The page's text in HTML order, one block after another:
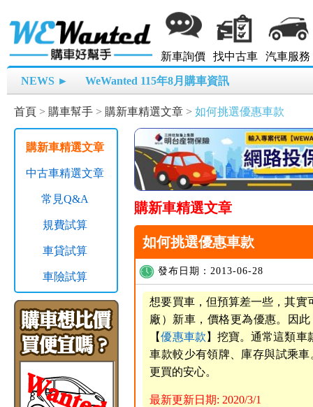
新車詢價 找中古車 汽車服務
NEWS ► WeWanted 115年8月購車資訊
首頁 > 購車幫手 > 購新車精選文章 > 如何挑選優惠車款
購新車精選文章
中古車精選文章
常見Q&A
規費試算
車貸試算
車險試算
購新車精選文章
如何挑選優惠車款
發布日期：2013-06-28
想要買車，但預算差一些，其實
廠）新車，價格更為優惠。因
【優惠車款 】挖寶。通常這類
車款較少有領牌、庫存與試乘車
更買的安心。
最新更新日期: 2020/3/1